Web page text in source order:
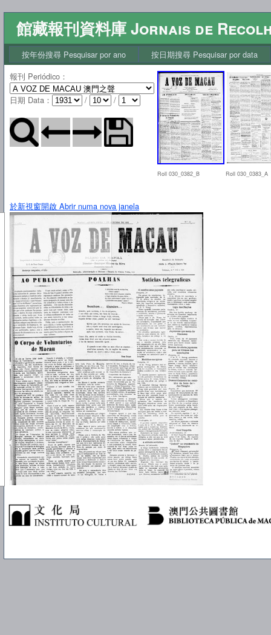
館藏報刊資料庫 Jornais de
按年份搜尋 Pesquisar por ano
按日期搜尋 Pesquisar por data
報刊 Periódico ：
日期 Data ： / /
Roll 030_0382_B Roll 030_0383_A
於新視窗開啟 Abrir numa nova janela